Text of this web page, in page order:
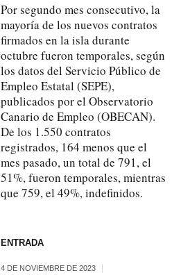
Por segundo mes consecutivo, la
mayoría de los nuevos contratos
firmados en la isla durante
octubre fueron temporales, según
los datos del Servicio Público de
Empleo Estatal (SEPE),
publicados por el Observatorio
Canario de Empleo (OBECAN).
De los 1.550 contratos
registrados, 164 menos que el
mes pasado, un total de 791, el
51%, fueron temporales, mientras
que 759, el 49%, indefinidos.
ENTRADA
4 DE NOVIEMBRE DE 2023